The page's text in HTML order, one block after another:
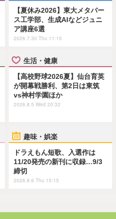
【夏休み2026】東大メタバー
ス工学部、生成AIなどジュニ
ア講座6選
2026.7.30 Thu 11:15
生活・健康
【高校野球2026夏】仙台育英
が開幕戦勝利、第2日は東筑
vs神村学園ほか
2026.8.5 Wed 20:32
趣味・娯楽
ドラえもん短歌、入選作は
11/20発売の新刊に収録…9/3
締切
2026.8.6 Thu 15:15